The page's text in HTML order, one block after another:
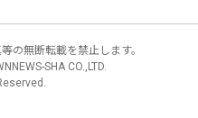
の無断転載を禁止します。
SHA CO.,LTD.